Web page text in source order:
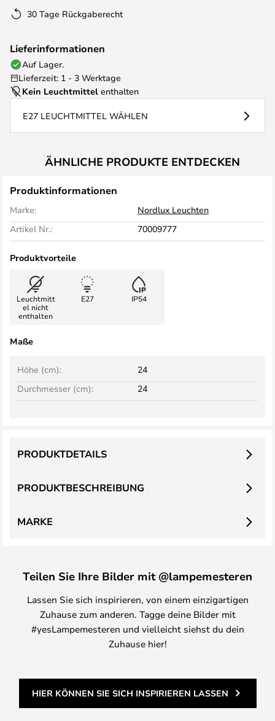
30 Tage Rückgaberecht
Lieferinformationen
Auf Lager.
Lieferzeit: 1 - 3 Werktage
Kein Leuchtmittel enthalten
E27 LEUCHTMITTEL WÄHLEN
ÄHNLICHE PRODUKTE ENTDECKEN
Produktinformationen
Marke:
Nordlux Leuchten
Artikel Nr.:
70009777
Produktvorteile
Leuchtmitt
el nicht
enthalten
E27 IP54
Maße
Höhe (cm):
24
Durchmesser (cm):
24
PRODUKTBESCHREIBUNG
PRODUKTDETAILS
MARKE
Teilen Sie Ihre Bilder mit @lampemesteren
Lassen Sie sich inspirieren, von einem einzigartigen
Zuhause zum anderen. Tagge deine Bilder mit
#yesLampemesteren und vielleicht siehst du dein
Zuhause hier!
HIER KÖNNEN SIE SICH INSPIRIEREN LASSEN